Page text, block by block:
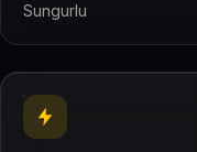
Sungurlu